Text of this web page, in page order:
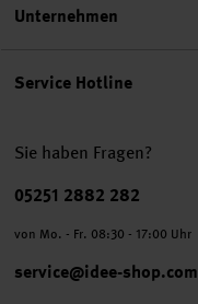
Service Hotline
Sie haben Fragen?
Telefonnummer
05251 2882 282
von Mo. - Fr. 08:30 - 17:00 Uhr
service@idee-shop.com
Unternehmen